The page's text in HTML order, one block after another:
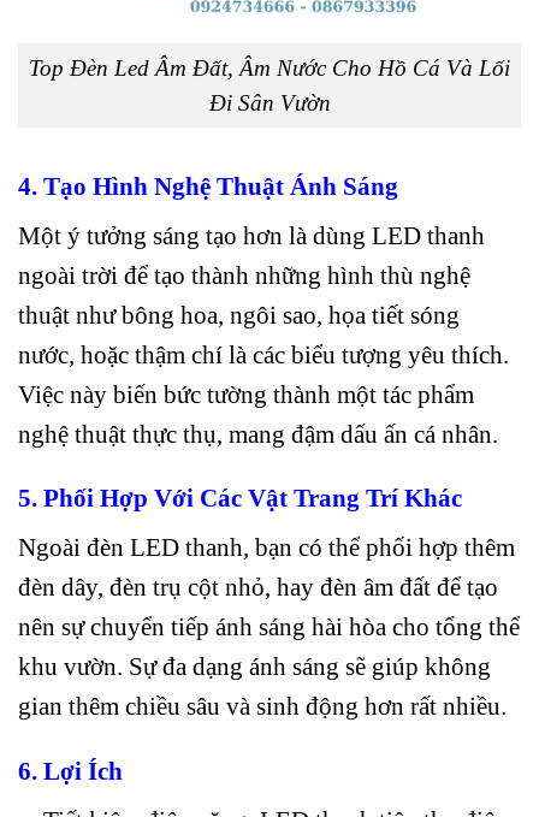
Top Đèn Led Âm Đất, Âm Nước Cho Hồ Cá Và Lối
Đi Sân Vườn
4. Tạo Hình Nghệ Thuật Ánh Sáng
Một ý tưởng sáng tạo hơn là dùng LED thanh
ngoài trời để tạo thành những hình thù nghệ
thuật như bông hoa, ngôi sao, họa tiết sóng
nước, hoặc thậm chí là các biểu tượng yêu thích.
Việc này biến bức tường thành một tác phẩm
nghệ thuật thực thụ, mang đậm dấu ấn cá nhân.
5. Phối Hợp Với Các Vật Trang Trí Khác
Ngoài đèn LED thanh, bạn có thể phối hợp thêm
đèn dây, đèn trụ cột nhỏ, hay đèn âm đất để tạo
nên sự chuyển tiếp ánh sáng hài hòa cho tổng thể
khu vườn. Sự đa dạng ánh sáng sẽ giúp không
gian thêm chiều sâu và sinh động hơn rất nhiều.
6. Lợi Ích